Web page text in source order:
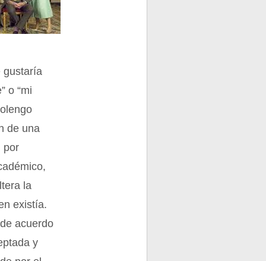
gustaría
o “mi
de una
por
la
existía.
acuerdo
y